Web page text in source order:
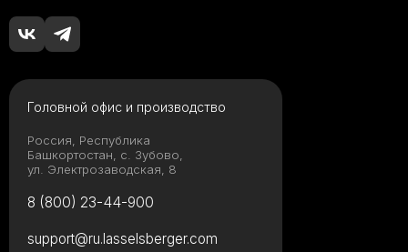
Головной офис и производство
Россия, Республика
Башкортостан, с. Зубово,
ул. Электрозаводская, 8
8 (800) 23-44-900
support@ru.lasselsberger.com